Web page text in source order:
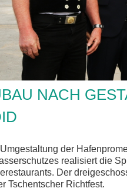
NACH
der
realisiert die
Der
Tschentscher Richtfest.